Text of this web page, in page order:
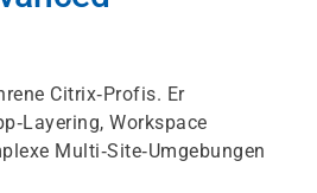
Citrix‑Profis. Er
Workspace
Multi‑Site‑Umgebungen